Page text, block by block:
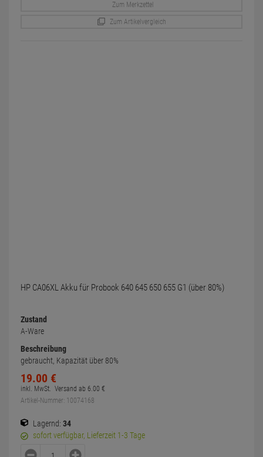
Zum Merkzettel
Zum Artikelvergleich
HP CA06XL Akku für Probook 640 645 650 655 G1 (über 80%)
Zustand
A-Ware
Beschreibung
gebraucht, Kapazität über 80%
19.00 €
inkl. MwSt. Versand ab 6.00 €
Artikel-Nummer: 10074168
Lagernd: 34
sofort verfügbar, Lieferzeit 1-3 Tage